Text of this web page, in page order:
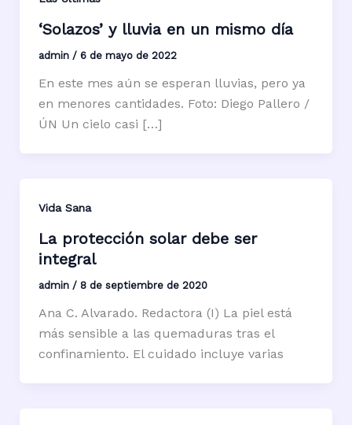
‘Solazos’ y lluvia en un mismo día
admin / 6 de mayo de 2022
En este mes aún se esperan lluvias, pero ya
en menores cantidades. Foto: Diego Pallero /
ÚN Un cielo casi […]
Vida Sana
La protección solar debe ser
integral
admin / 8 de septiembre de 2020
Ana C. Alvarado. Redactora (I) La piel está
más sensible a las quemaduras tras el
confinamiento. El cuidado incluye varias